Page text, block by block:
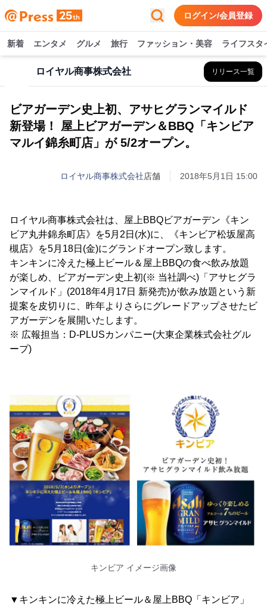
ログイン/会員登録
新着 エンタメ グルメ 旅行 ファッション・美容 ライフスタ
ロイヤル商事株式会社 リリース一覧
ビアガーデン史上初、アサヒグランマイルド
新登場！ 屋上ビアガーデン＆BBQ「キンビア
マルイ錦糸町店」が 5/2オープン。
ロイヤル商事株式会社店舗 2018年5月1日 15:00
ロイヤル商事株式会社は、屋上BBQビアガーデン《キン
ビア丸井錦糸町店》を5月2日(水)に、《キンビア松坂屋高
槻店》を5月18日(金)にグランドオープン致します。
キンキンに冷えた極上ビール＆屋上BBQの食べ飲み放題
が楽しめ、ビアガーデン史上初(※ 当社調べ)「アサヒグラ
ンマイルド」(2018年4月17日 新発売)が飲み放題という新
提案を皮切りに、昨年よりさらにグレードアップさせたビ
アガーデンを展開いたします。
※ 広報担当：D-PLUSカンパニー(大東企業株式会社グル
ープ)
キンビア イメージ画像
▼キンキンに冷えた極上ビール＆屋上BBQ「キンビア」